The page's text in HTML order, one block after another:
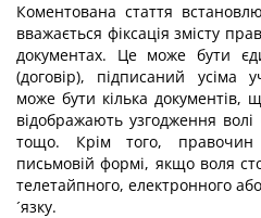
Коментована стаття
вважається фіксація змісту
документах. Це може бути
(договір), підписаний усіма
може бути кілька документів,
відображають узгодження
тощо. Крім того,
письмовій формі, якщо воля
телетайпного, електронного
´язку.